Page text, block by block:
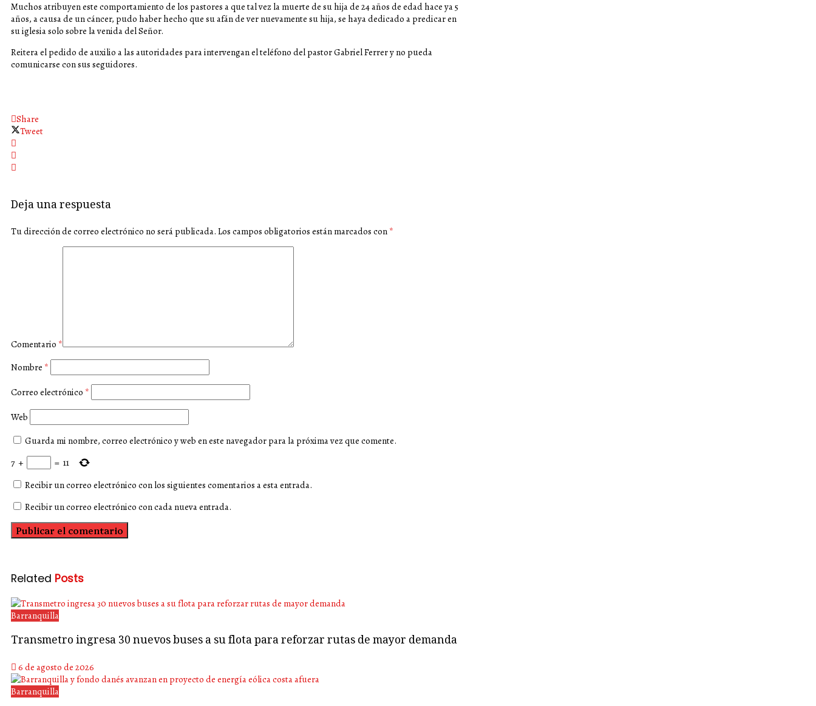
Muchos atribuyen este comportamiento de los pastores a que tal vez la muerte de su hija de 24 años de edad hace ya 5
años, a causa de un cáncer, pudo haber hecho que su afán de ver nuevamente su hija, se haya dedicado a predicar en
su iglesia solo sobre la venida del Señor.
Reitera el pedido de auxilio a las autoridades para intervengan el teléfono del pastor Gabriel Ferrer y no pueda
comunicarse con sus seguidores.
Share
Tweet
Deja una respuesta
Tu dirección de correo electrónico no será publicada. Los campos obligatorios están marcados con *
Comentario *
Nombre *
Correo electrónico *
Web
Guarda mi nombre, correo electrónico y web en este navegador para la próxima vez que comente.
7 + = 11
Recibir un correo electrónico con los siguientes comentarios a esta entrada.
Recibir un correo electrónico con cada nueva entrada.
Related Posts
Barranquilla
Transmetro ingresa 30 nuevos buses a su flota para reforzar rutas de mayor demanda
6 de agosto de 2026
Barranquilla